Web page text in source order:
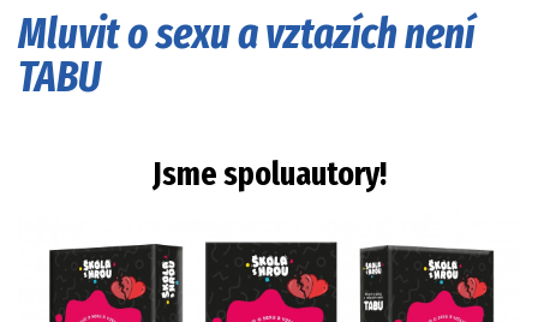
Mluvit o sexu a vztazích není
TABU
Jsme spoluautory!